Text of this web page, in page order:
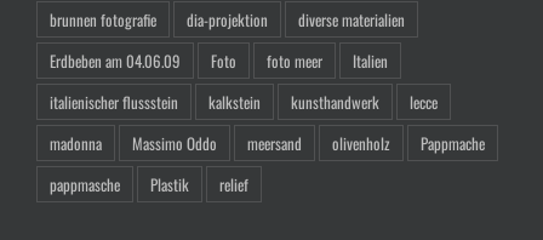
brunnen fotografie
dia-projektion
diverse materialien
Erdbeben am 04.06.09
Foto foto meer
Italien
italienischer flussstein
kalkstein kunsthandwerk
lecce
madonna
Massimo Oddo meersand olivenholz
Pappmache
pappmasche
Plastik relief